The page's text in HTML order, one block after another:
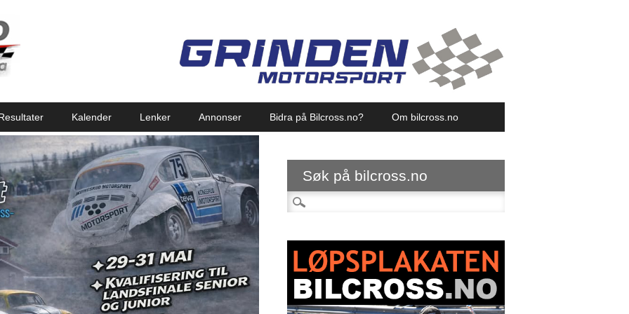
Kalender Lenker Annonser Bidra på Bilcross.no? Om bilcross.no
Søk på bilcross.no
Søk etter: